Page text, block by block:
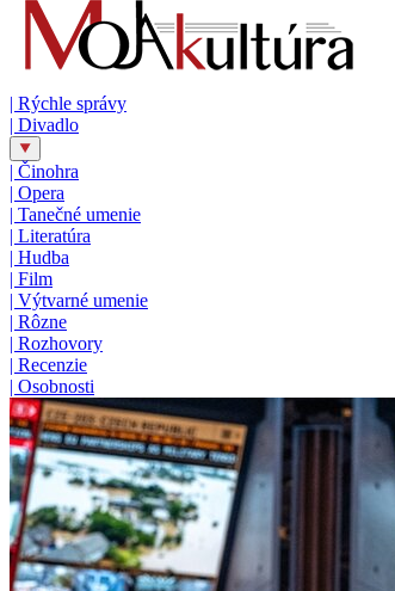
| Rýchle správy
| Divadlo
| Činohra
| Opera
| Tanečné umenie
| Literatúra
| Hudba
| Film
| Výtvarné umenie
| Rôzne
| Rozhovory
| Recenzie
| Osobnosti